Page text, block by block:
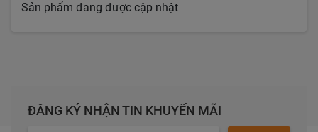
Sản phẩm đang được cập nhật
ĐĂNG KÝ NHẬN TIN KHUYẾN MÃI